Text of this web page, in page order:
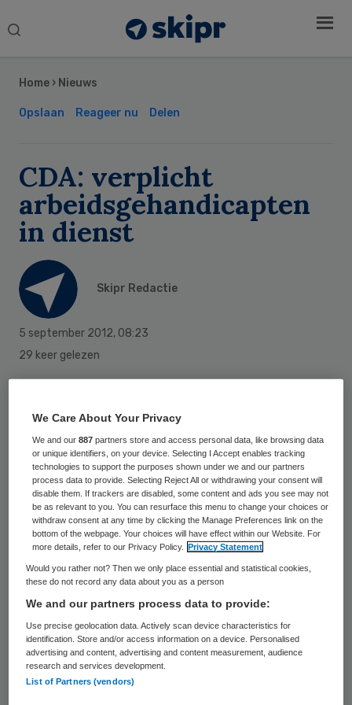
Search
Home › Nieuws
Opslaan Reageer nu Delen
CDA: verplicht
arbeidsgehandicapten
in dienst
Skipr Redactie
5 september 2012, 08:23
29 keer gelezen
(semi-)overheden moeten verplicht worden
om zeker 1 procent van hun
personeelsbestand aan
arbeidsgehandicapten in dienst te hebben.
Halen ze dat niet, dan moeten ze een boete
van 8500 euro storten in een fonds dat
moet zorgen voor meer aangepaste
werkplekken voor arbeidsgehandicapten.
Dat heeft het CDA voorgesteld. Nu moeten
overheden al hun best doen om meer
speciale werkplekken voor
Sidebar
We Care About Your Privacy
We and our887 partners store and access personal data, like browsing data
or unique identifiers, on your device. Selecting I Accept enables tracking
technologies to support the purposes shown under we and our partners
process data to provide. Selecting Reject All or withdrawing your consent will
disable them. If trackers are disabled, some content and ads you see may not
be as relevant to you. You can resurface this menu to change your choices or
withdraw consent at any time by clicking the Manage Preferences link on the
bottom of the webpage. Your choices will have effect within our Website. For
more details, refer to our Privacy Policy.
Privacy Statement
Would you rather not? Then we only place essential and statistical cookies,
these do not record any data about you as a person
We and our partners process data to provide:
Use precise geolocation data. Actively scan device characteristics for
identification. Store and/or access information on a device. Personalised
advertising and content, advertising and content measurement, audience
research and services development.
List of Partners (vendors)